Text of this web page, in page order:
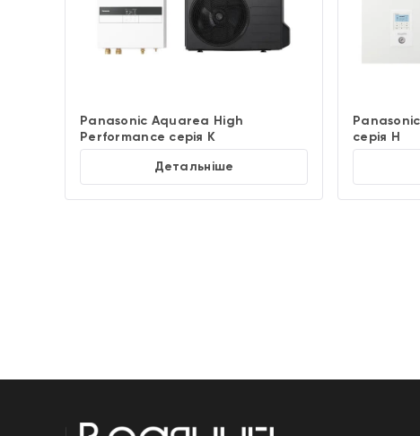
Panasonic Aquarea High
Performance cерія K
Детальніше
Panasonic
серія H